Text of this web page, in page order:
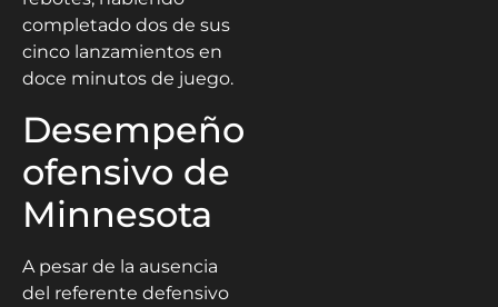
completado dos de sus
cinco lanzamientos en
doce minutos de juego.
Desempeño
ofensivo de
Minnesota
A pesar de la ausencia
del referente defensivo